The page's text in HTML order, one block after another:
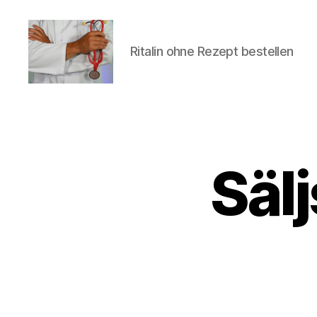
Ritalin ohne Rezept bestellen